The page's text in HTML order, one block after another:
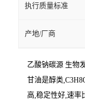
执行质量标准
产地/厂商
乙酸钠碳源 生物
甘油是醇类
高,稳定性好,速率